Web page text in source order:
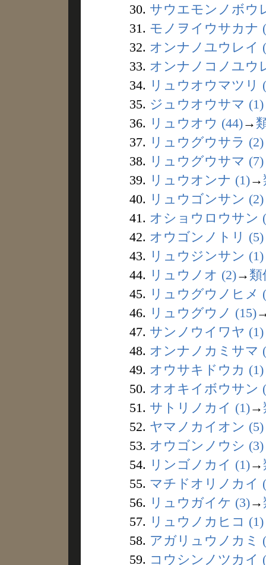
30. サウエモンノボウ
31. モノヲイウサカナ
32. オンナノユウレイ
33. オンナノコノユウ
34. リュウオウマツリ
35. ジュウオウサマ (1)
36. リュウオウ (44)→
37. リュウグウサラ (2)
38. リュウグウサマ (7)
39. リュウオンナ (1)→
40. リュウゴンサン (2)
41. オショウロウサン
42. オウゴンノトリ (5)
43. リュウジンサン (1)
44. リュウノオ (2)→ 類
45. リュウグウノヒメ
46. リュウグウノ (15)
47. サンノウイワヤ (1)
48. オンナノカミサマ
49. オウサキドウカ (1)
50. オオキイボウサン
51. サトリノカイ (1)→
52. ヤマノカイオン (5)
53. オウゴンノウシ (3)
54. リンゴノカイ (1)→
55. マチドオリノカイ
56. リュウガイケ (3)→
57. リュウノカヒコ (1)
58. アガリュウノカミ
59. コウシンノツカイ